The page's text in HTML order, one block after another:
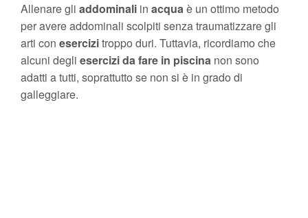
Allenare gli addominali in acquaè un ottimo metodo
per avere addominali scolpiti senza traumatizzare gli
arti con esercizitroppo duri. Tuttavia, ricordiamo che
alcuni degli esercizi da fare in piscina non sono
adatti a tutti, soprattutto se non si è in grado di
galleggiare.